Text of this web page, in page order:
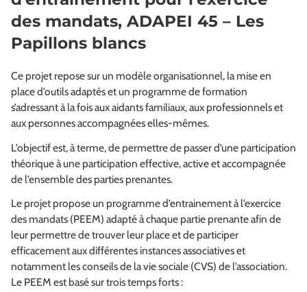
des mandats, ADAPEI 45 – Les
Papillons blancs
Ce projet repose sur un modèle organisationnel, la mise en
place d’outils adaptés et un programme de formation
s’adressant à la fois aux aidants familiaux, aux professionnels et
aux personnes accompagnées elles-mêmes.
L’objectif est, à terme, de permettre de passer d’une participation
théorique à une participation effective, active et accompagnée
de l’ensemble des parties prenantes.
Le projet propose un programme d’entrainement à l’exercice
des mandats (PEEM) adapté à chaque partie prenante afin de
leur permettre de trouver leur place et de participer
efficacement aux différentes instances associatives et
notamment les conseils de la vie sociale (CVS) de l’association.
Le PEEM est basé sur trois temps forts :